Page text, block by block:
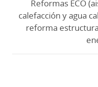
Reformas ECO
calefacción y agua
reforma